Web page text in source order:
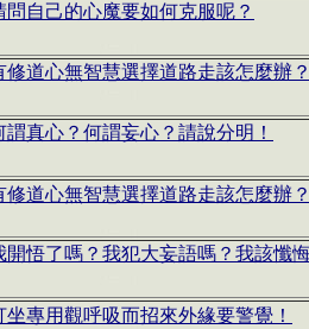
問自己的心魔要如何克服呢？
修道心無智慧選擇道路走該怎麼辦？
謂真心？何謂妄心？請說分明！
修道心無智慧選擇道路走該怎麼辦？
開悟了嗎？我犯大妄語嗎？我該懺
坐專用觀呼吸而招來外緣要警覺！